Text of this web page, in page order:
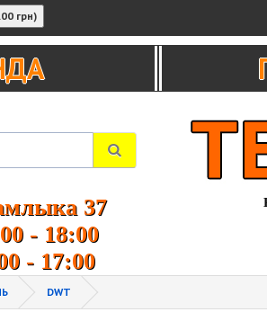
грн)
37
18:00
17:00
DWT